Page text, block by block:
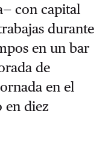
con capital
durante
en un bar
de
en el
en diez